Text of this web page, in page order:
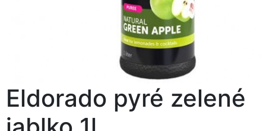
Eldorado pyré zelené